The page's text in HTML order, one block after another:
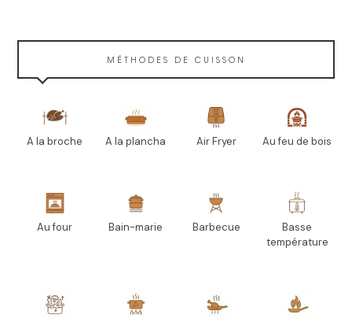
MÉTHODES DE CUISSON
A la broche A la plancha Air Fryer Au feu de bois
Au four Bain-marie Barbecue
Basse
température